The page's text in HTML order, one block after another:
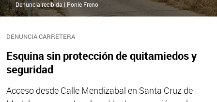
DENUNCIA CARRETERA
Esquina sin protección de quitamiedos y
seguridad
Acceso desde Calle Mendizabal en Santa Cruz de
Denuncia recibida | Ponle Freno